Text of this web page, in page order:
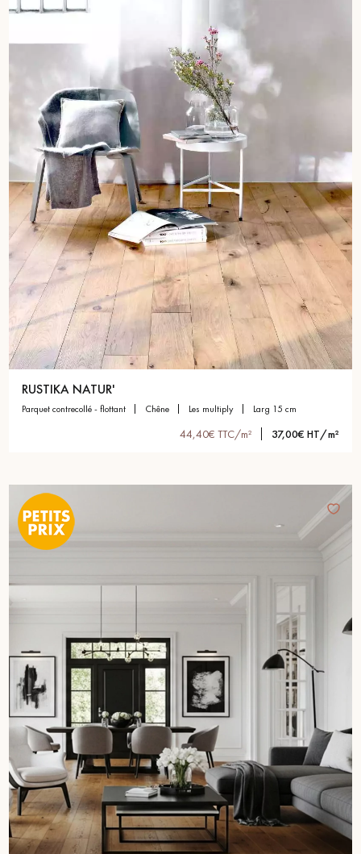
RUSTIKA NATUR'
parquet contrecollé - flottant chêne les multiply larg 15 cm
44,40€ TTC/m² 37,00€ HT/m²